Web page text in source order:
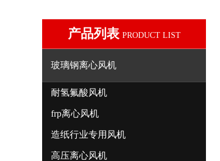
产品列表 PRODUCT LIST
玻璃钢离心风机
耐氢氟酸风机
frp离心风机
造纸行业专用风机
高压离心风机